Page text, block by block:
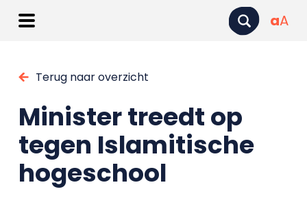
aA
Terug naar overzicht
Minister treedt op
tegen Islamitische
hogeschool